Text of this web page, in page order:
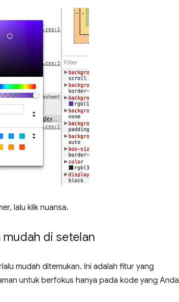
lalu klik nuansa.
di setelan
mudah ditemukan. Ini adalah fitur yang
untuk berfokus hanya pada kode yang